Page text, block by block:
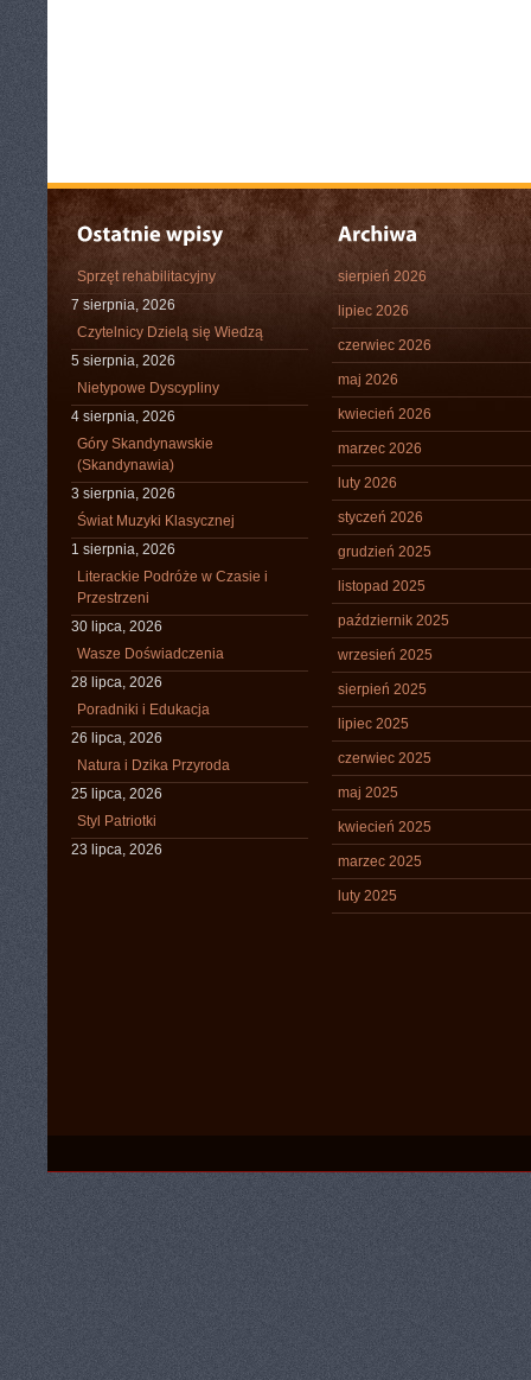
Sprzęt rehabilitacyjny
7 sierpnia, 2026
Czytelnicy Dzielą się Wiedzą
5 sierpnia, 2026
Nietypowe Dyscypliny
4 sierpnia, 2026
Góry Skandynawskie
(Skandynawia)
3 sierpnia, 2026
Świat Muzyki Klasycznej
1 sierpnia, 2026
Literackie Podróże w Czasie i
Przestrzeni
30 lipca, 2026
Wasze Doświadczenia
28 lipca, 2026
Poradniki i Edukacja
26 lipca, 2026
Natura i Dzika Przyroda
25 lipca, 2026
Styl Patriotki
23 lipca, 2026
sierpień 2026
lipiec 2026
czerwiec 2026
maj 2026
kwiecień 2026
marzec 2026
luty 2026
styczeń 2026
grudzień 2025
listopad 2025
październik 2025
wrzesień 2025
sierpień 2025
lipiec 2025
czerwiec 2025
maj 2025
kwiecień 2025
marzec 2025
luty 2025